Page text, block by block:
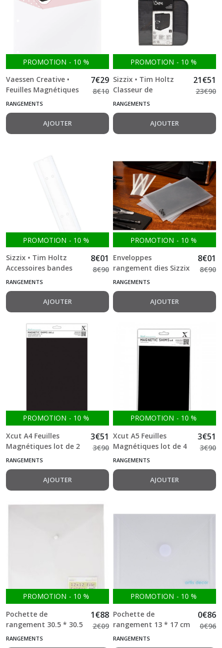
PROMOTION - 10 %
Vaessen Creative •
Feuilles Magnétiques
3pcs
7€29
8€10
RANGEMENTS
AJOUTER
PROMOTION - 10 %
Sizzix • Tim Holtz
Classeur de
rangement pour dies
– Sizzix Small Die
Storage Binder
21€51
23€90
RANGEMENTS
AJOUTER
PROMOTION - 10 %
Sizzix • Tim Holtz
Accessoires bandes
adhésives classeur de
rangement pour dies
8€01
8€90
RANGEMENTS
AJOUTER
PROMOTION - 10 %
Enveloppes
rangement dies Sizzix
Tim Holtz – Lot de 3
8€01
8€90
RANGEMENTS
AJOUTER
PROMOTION - 10 %
Xcut A4 Feuilles
Magnétiques lot de 2
3€51
3€90
RANGEMENTS
AJOUTER
PROMOTION - 10 %
Xcut A5 Feuilles
Magnétiques lot de 4
3€51
3€90
RANGEMENTS
AJOUTER
PROMOTION - 10 %
Pochette de
rangement 30.5 * 30.5
cm Papermania
1€88
2€09
RANGEMENTS
PROMOTION - 10 %
Pochette de
rangement 13 * 17 cm
0€86
0€96
RANGEMENTS
Papier
et
Applicateurs
(242)
Embossage
(36)
Simili-
Cuir
(22)
(11)
Afficher